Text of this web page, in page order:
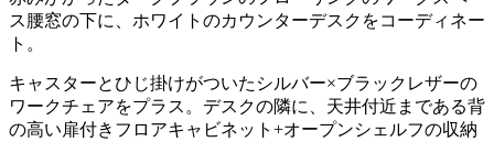
ス腰窓の下に、ホワイトのカウンターデスクをコーディネー
ト。
キャスターとひじ掛けがついたシルバー×ブラックレザーの
ワークチェアをプラス。デスクの隣に、天井付近まである背
の高い扉付きフロアキャビネット+オープンシェルフの収納